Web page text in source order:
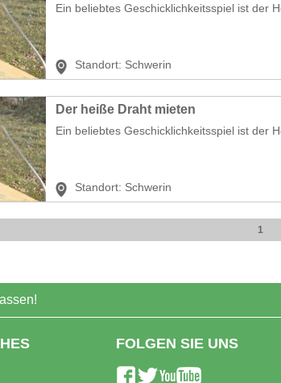
Ein beliebtes Geschicklichkeitsspiel ist der
Standort: Schwerin
Der heiße Draht mieten
Ein beliebtes Geschicklichkeitsspiel ist der
Standort: Schwerin
1
FOLGEN SIE UNS